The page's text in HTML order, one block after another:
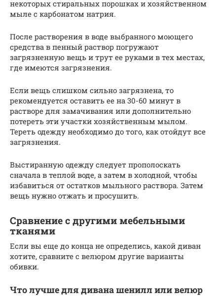
некоторых стиральных порошках и хозяйственном
мыле с карбонатом натрия.
После растворения в воде выбранного моющего
средства в пенный раствор погружают
загрязненную вещь и трут ее руками в тех местах,
где имеются загрязнения.
Если вещь слишком сильно загрязнена, то
рекомендуется оставить ее на 30-60 минут в
растворе для замачивания или дополнительно
потереть эти участки хозяйственным мылом.
Тереть одежду необходимо до того, как отойдут все
загрязнения.
Выстиранную одежду следует прополоскать
сначала в теплой воде, а затем в холодной, чтобы
избавиться от остатков мыльного раствора. Затем
вещь нужно отжать и просушить.
Сравнение с другими мебельными
тканями
Если вы еще до конца не определись, какой диван
хотите, сравните с велюром другие варианты
обивки.
Что лучше для дивана шенилл или велюр